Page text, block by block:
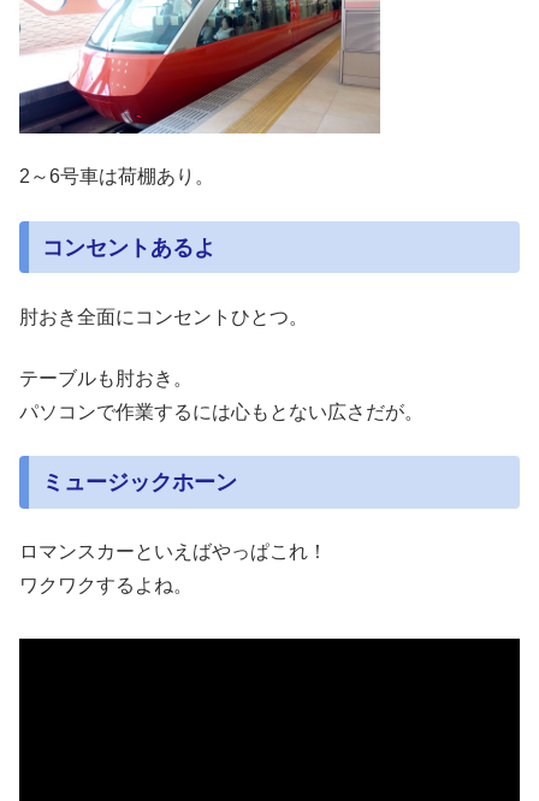
2～6号車は荷棚あり。
コンセントあるよ
肘おき全面にコンセントひとつ。
テーブルも肘おき。
パソコンで作業するには心もとない広さだが。
ミュージックホーン
ロマンスカーといえばやっぱこれ！
ワクワクするよね。